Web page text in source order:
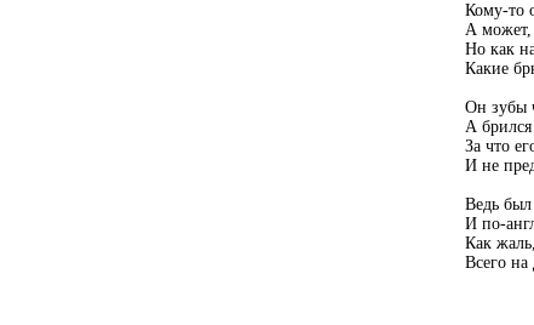
Кому-то
А может,
Но как
Какие
Он зубы
А
За что
И не
Ведь
И по-
Как
Всего на